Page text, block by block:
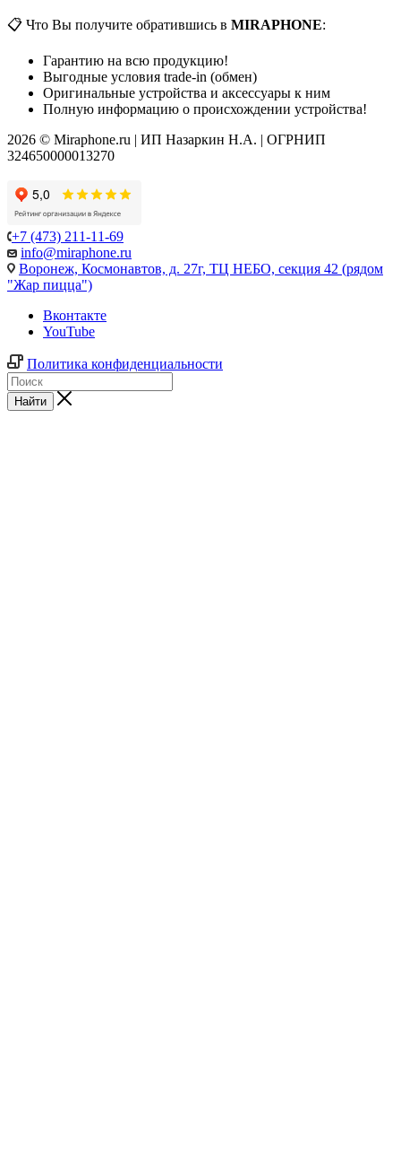
📋 Что Вы получите обратившись в MIRAPHONE:
Гарантию на всю продукцию!
Выгодные условия trade-in (обмен)
Оригинальные устройства и аксессуары к ним
Полную информацию о происхождении устройства!
2026 © Miraphone.ru | ИП Назаркин Н.А. | ОГРНИП
324650000013270
+7 (473) 211-11-69
info@miraphone.ru
Воронеж, Космонавтов, д. 27г, ТЦ НЕБО, секция 42 (рядом
"Жар пицца")
Вконтакте
YouTube
Политика конфиденциальности
Найти